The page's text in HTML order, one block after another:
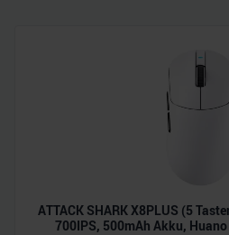
ATTACK SHARK X8PLUS (5
700IPS, 500mAh Akku,